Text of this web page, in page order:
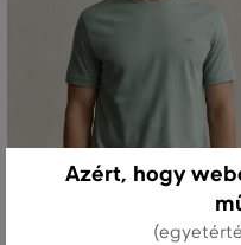
Azért, hogy